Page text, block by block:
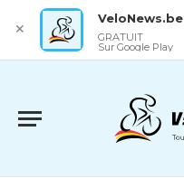
✕
VeloNews.be
GRATUIT
Sur Google Play